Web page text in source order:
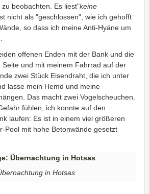
beobachten. Es liest"keine
nicht als "geschlossen", wie ich gehofft
so dass ich meine Anti-Hyäne um
offenen Enden mit der Bank und die
und mit meinem Fahrrad auf der
zwei Stück Eisendraht, die ich unter
lasse mein Hemd und meine
Das macht zwei Vogelscheuchen.
fühlen, ich konnte auf den
laufen: Es ist in einem viel größeren
Pool mit hohe Betonwände gesetzt
in Hotsas